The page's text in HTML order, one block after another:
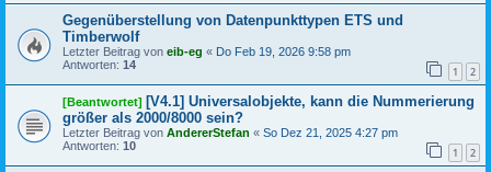
Gegenüberstellung von Datenpunkttypen ETS und
Timberwolf
Letzter Beitrag von eib-eg « Do Feb 19, 2026 9:58 pm
Antworten: 14 1 2
[Beantwortet] [V4.1] Universalobjekte, kann die Nummerierung
größer als 2000/8000 sein?
Letzter Beitrag von AndererStefan « So Dez 21, 2025 4:27 pm
Antworten: 10 1 2